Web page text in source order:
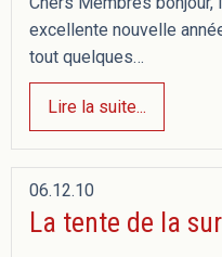
excellente nouvelle
tout quelques…
Lire la suite...
06.12.10
La tente de la